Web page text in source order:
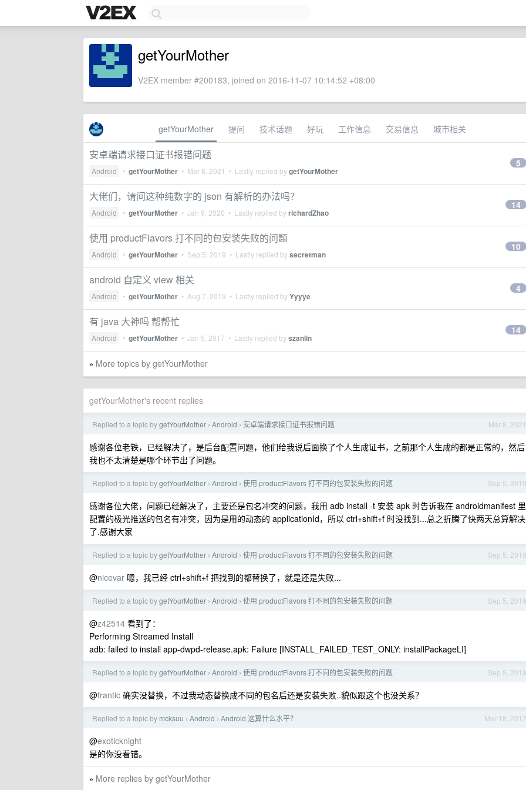
getYourMother
V2EX member #200183, joined on 2016-11-07 10:14:52 +08:00
getYourMother 提问 技术话题 好玩 工作信息 交易信息 城市相关
安卓端请求接口证书报错问题
Android • getYourMother • Mar 8, 2021 • Lastly replied bygetYourMother
5
大佬们，请问这种纯数字的 json 有解析的办法吗？
Android • getYourMother • Jan 9, 2020 • Lastly replied byrichardZhao
14
使用 productFlavors 打不同的包安装失败的问题
Android • getYourMother • Sep 5, 2019 • Lastly replied bysecretman
10
android 自定义 view 相关
Android • getYourMother • Aug 7, 2019 • Lastly replied byYyyye
4
有 java 大神吗 帮帮忙
Android • getYourMother • Jan 5, 2017 • Lastly replied byszanlin
14
» More topics by getYourMother
getYourMother's recent replies
Mar 8, 2021
Replied to a topic bygetYourMother › Android › 安卓端请求接口证书报错问题
感谢各位老铁，已经解决了，是后台配置问题，他们给我说后面换了个人生成证书，之前那个人生成的都是正常的，然后
我也不太清楚是哪个环节出了问题。
Sep 5, 2019
Replied to a topic bygetYourMother › Android › 使用 productFlavors 打不同的包安装失败的问题
感谢各位大佬，问题已经解决了，主要还是包名冲突的问题，我用 adb install -t 安装 apk 时告诉我在 androidmanifest 里
配置的极光推送的包名有冲突，因为是用的动态的 applicationId，所以 ctrl+shift+f 时没找到...总之折腾了快两天总算解决
了.感谢大家
Sep 5, 2019
Replied to a topic bygetYourMother › Android › 使用 productFlavors 打不同的包安装失败的问题
@nicevar 嗯，我已经 ctrl+shift+f 把找到的都替换了，就是还是失败...
Sep 5, 2019
Replied to a topic bygetYourMother › Android › 使用 productFlavors 打不同的包安装失败的问题
@z42514 看到了：
Performing Streamed Install
adb: failed to install app-dwpd-release.apk: Failure [INSTALL_FAILED_TEST_ONLY: installPackageLI]
Sep 5, 2019
Replied to a topic bygetYourMother › Android › 使用 productFlavors 打不同的包安装失败的问题
@frantic 确实没替换，不过我动态替换成不同的包名后还是安装失败..貌似跟这个也没关系？
Mar 18, 2017
Replied to a topic by mcksuu › Android › Android 这算什么水平？
@exoticknight
是的你没看错。
» More replies by getYourMother